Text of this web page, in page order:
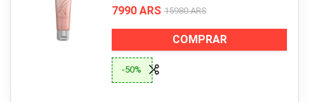
7990 ARS 15980 ARS
COMPRAR
-50%